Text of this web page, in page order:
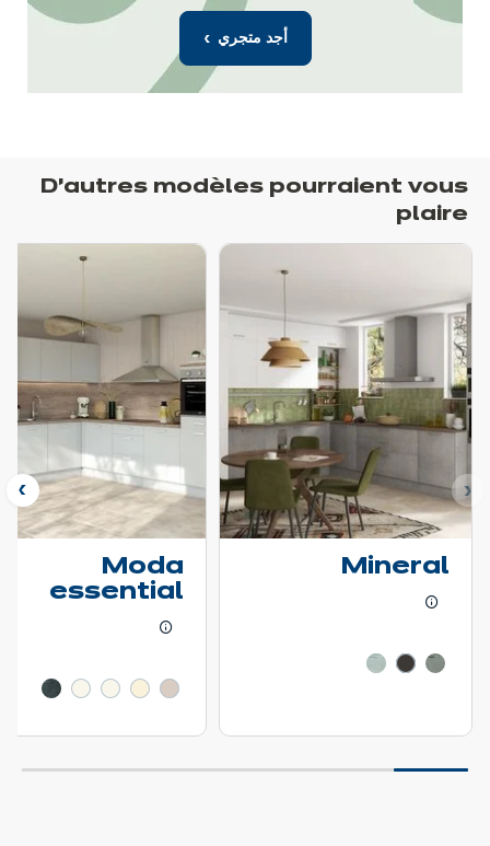
أجد متجري
D’autres modèles pourraient vous
plaire
Mineral
تعرّف على المزيد - أظهر تفاصيل السعر
Moda
essential
تعرّف على المزيد - أظهر